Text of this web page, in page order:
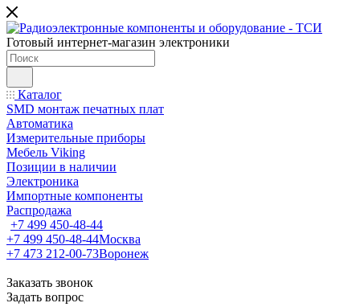
Готовый интернет-магазин электроники
Каталог
SMD монтаж печатных плат
Автоматика
Измерительные приборы
Мебель Viking
Позиции в наличии
Электроника
Импортные компоненты
Распродажа
+7 499 450-48-44
+7 499 450-48-44Москва
+7 473 212-00-73Воронеж
Заказать звонок
Задать вопрос